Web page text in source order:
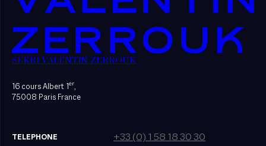
SEKRI VALENTIN ZERROUK
16 cours Albert 1er,
75008 Paris France
TELEPHONE +33 (0) 1 58 18 30 30